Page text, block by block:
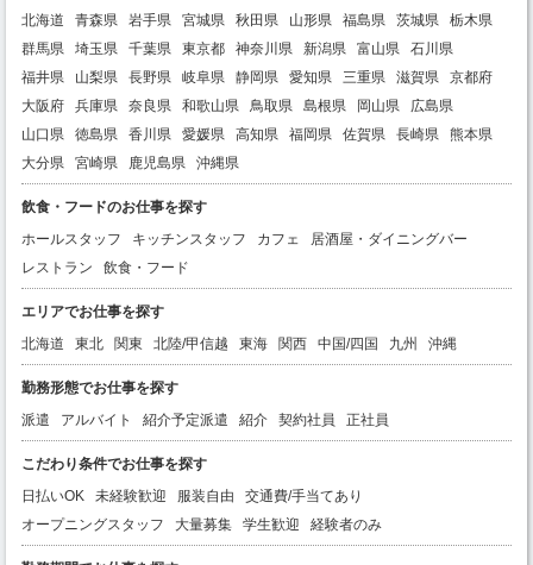
北海道
青森県 岩手県 宮城県 秋田県 山形県 福島県 茨城県
栃木県
群馬県
埼玉県 千葉県 東京都 神奈川県 新潟県 富山県
石川県
福井県
山梨県 長野県 岐阜県 静岡県 愛知県 三重県 滋賀県
京都府
大阪府
兵庫県 奈良県 和歌山県 鳥取県 島根県 岡山県
広島県
山口県
徳島県 香川県 愛媛県 高知県 福岡県 佐賀県 長崎県
熊本県
大分県
宮崎県 鹿児島県 沖縄県
飲食・フードのお仕事を探す
ホールスタッフ
キッチンスタッフ カフェ
居酒屋・ダイニングバー
レストラン
飲食・フード
エリアでお仕事を探す
北海道
東北 関東 北陸/甲信越 東海 関西 中国/四国 九州 沖縄
勤務形態でお仕事を探す
派遣
アルバイト 紹介予定派遣 紹介 契約社員 正社員
こだわり条件でお仕事を探す
日払いOK
未経験歓迎 服装自由
交通費/手当てあり
オープニングスタッフ
大量募集 学生歓迎 経験者のみ